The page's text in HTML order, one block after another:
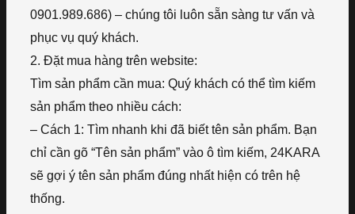
0901.989.686) – chúng tôi luôn sẵn sàng tư vấn và
phục vụ quý khách.
2. Đặt mua hàng trên website:
Tìm sản phẩm cần mua: Quý khách có thể tìm kiếm
sản phẩm theo nhiều cách:
– Cách 1: Tìm nhanh khi đã biết tên sản phẩm. Bạn
chỉ cần gõ “Tên sản phẩm” vào ô tìm kiếm, 24KARA
sẽ gợi ý tên sản phẩm đúng nhất hiện có trên hệ
thống.